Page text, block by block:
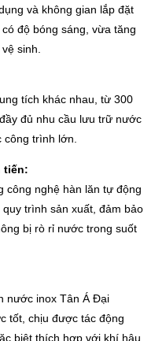
và không gian lắp đặt
độ bóng sáng, vừa tăng
sinh.
tích khác nhau, từ 300
đủ nhu cầu lưu trữ nước
trình lớn.
tiến:
công nghệ hàn lăn tự động
trình sản xuất, đảm bảo
bị rò rỉ nước trong suốt
nước inox Tân Á Đại
tốt, chịu được tác động
biệt thích hợp với khí hậu